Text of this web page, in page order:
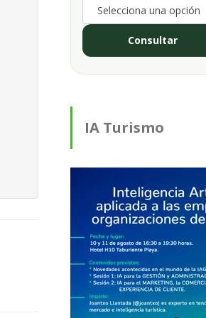
Selecciona una opción
Consultar
IA Turismo